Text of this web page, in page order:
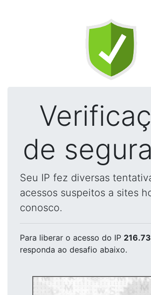
de
Seu IP fez diversas
acessos suspeitos a sites
conosco.
Para liberar o acesso do IP
responda ao desafio abaixo.